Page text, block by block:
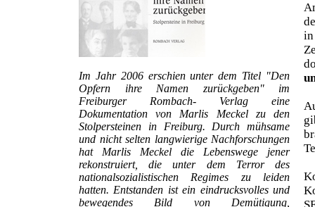
Im Jahr 2006 erschien unter dem Titel "Den
Opfern ihre Namen zurückgeben" im
Freiburger Rombach- Verlag eine
Dokumentation von Marlis Meckel zu den
Stolpersteinen in Freiburg. Durch mühsame
und nicht selten langwierige Nachforschungen
hat Marlis Meckel die Lebenswege jener
rekonstruiert, die unter dem Terror des
nationalsozialistischen Regimes zu leiden
hatten. Entstanden ist ein eindrucksvolles und
bewegendes Bild von Demütigung,